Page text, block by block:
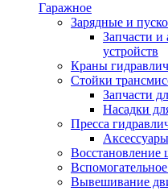
Гаражное
Зарядные и
Запчасти и
устройств
Краны
Стойки
Запчасти
Насадки
Пресса
Восстановление
Вывешивание